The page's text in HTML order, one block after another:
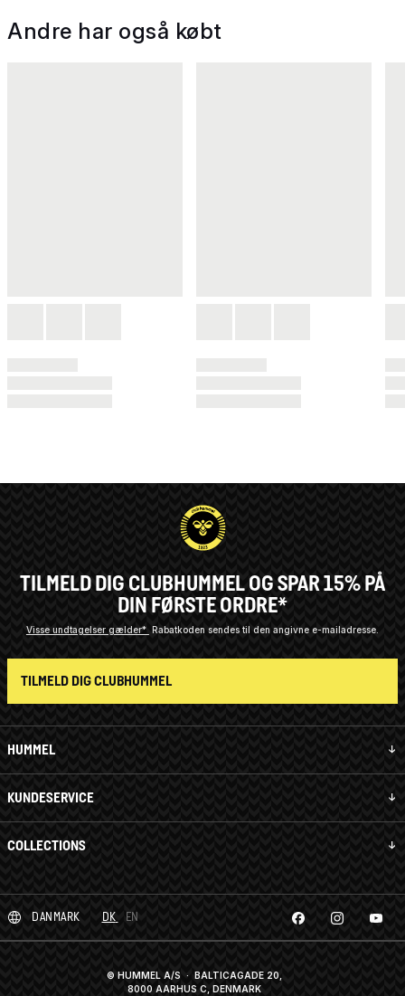
Andre har også købt
HUMMEL
KUNDESERVICE
COLLECTIONS
TILMELD DIG CLUBHUMMEL OG SPAR 15% PÅ
DIN FØRSTE ORDRE*
Visse undtagelser gælder* Rabatkoden sendes til den angivne e-mailadresse.
TILMELD DIG CLUBHUMMEL
DANMARK DK EN
© HUMMEL A/S · BALTICAGADE 20,
8000 AARHUS C, DENMARK